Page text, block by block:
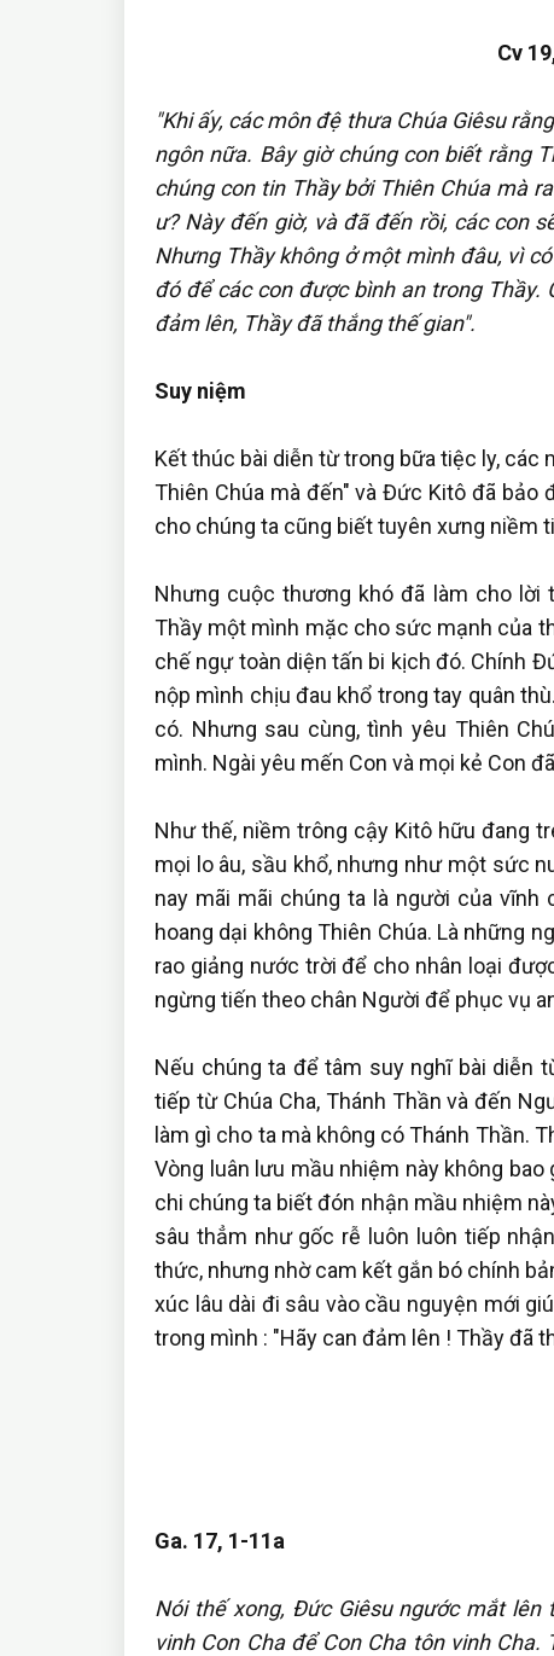
Cv
"Khi ấy, các môn đệ thưa Chúa Giêsu
ngôn nữa. Bây giờ chúng con biết rằng
chúng con tin Thầy bởi Thiên Chúa mà
ư? Này đến giờ, và đã đến rồi, các con
Nhưng Thầy không ở một mình đâu, vì
đó để các con được bình an trong Thầy.
đảm lên, Thầy đã thắng thế gian".
Suy niệm
Kết thúc bài diễn từ trong bữa tiệc ly,
Thiên Chúa mà đến" và Đức Kitô đã bảo
cho chúng ta cũng biết tuyên xưng niềm
Nhưng cuộc thương khó đã làm cho
Thầy một mình mặc cho sức mạnh của
chế ngự toàn diện tấn bi kịch đó. Chính
nộp mình chịu đau khổ trong tay quân
có. Nhưng sau cùng, tình yêu Thiên
mình. Ngài yêu mến Con và mọi kẻ Con
Như thế, niềm trông cậy Kitô hữu đang
mọi lo âu, sầu khổ, nhưng như một sức
nay mãi mãi chúng ta là người của
hoang dại không Thiên Chúa. Là những
rao giảng nước trời để cho nhân loại
ngừng tiến theo chân Người để phục vụ
Nếu chúng ta để tâm suy nghĩ bài diễn
tiếp từ Chúa Cha, Thánh Thần và đến
làm gì cho ta mà không có Thánh Thần.
Vòng luân lưu mầu nhiệm này không
chi chúng ta biết đón nhận mầu nhiệm
sâu thẳm như gốc rễ luôn luôn tiếp
thức, nhưng nhờ cam kết gắn bó chính
xúc lâu dài đi sâu vào cầu nguyện mới
trong mình : "Hãy can đảm lên ! Thầy đã
Ga. 17, 1-11a
Nói thế xong, Đức Giêsu ngước mắt lên
vinh Con Cha để Con Cha tôn vinh